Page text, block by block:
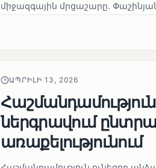
միջազգային մրցաշարը.
ԱՊՐԻԼԻ 13, 2026
ներգրավում
առաքելությունում